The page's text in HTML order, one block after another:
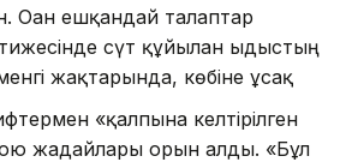
Оған ешқандай талаптар
сүт құйылған ыдыстың
жақтарында, көбіне ұсақ
«қалпына келтірілген
жағдайлары орын алды. «Бұл